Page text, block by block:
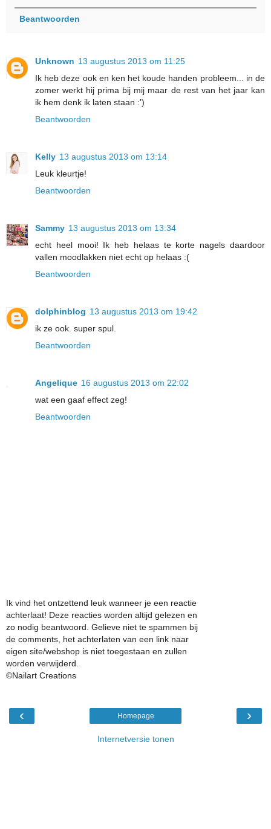
Beantwoorden
Unknown 13 augustus 2013 om 11:25
Ik heb deze ook en ken het koude handen probleem... in de
zomer werkt hij prima bij mij maar de rest van het jaar kan
ik hem denk ik laten staan :')
Beantwoorden
Kelly 13 augustus 2013 om 13:14
Leuk kleurtje!
Beantwoorden
Sammy 13 augustus 2013 om 13:34
echt heel mooi! Ik heb helaas te korte nagels daardoor
vallen moodlakken niet echt op helaas :(
Beantwoorden
dolphinblog 13 augustus 2013 om 19:42
ik ze ook. super spul.
Beantwoorden
Angelique 16 augustus 2013 om 22:02
wat een gaaf effect zeg!
Beantwoorden
Ik vind het ontzettend leuk wanneer je een reactie
achterlaat! Deze reacties worden altijd gelezen en
zo nodig beantwoord. Gelieve niet te spammen bij
de comments, het achterlaten van een link naar
eigen site/webshop is niet toegestaan en zullen
worden verwijderd.
©Nailart Creations
‹ ›
Homepage
Internetversie tonen